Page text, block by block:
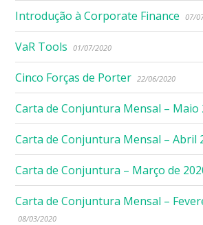
Introdução à Corporate Finance 07/
VaR Tools 01/07/2020
Cinco Forças de Porter 22/06/2020
Carta de Conjuntura Mensal – Maio
Carta de Conjuntura Mensal – Abril
Carta de Conjuntura – Março de
Carta de Conjuntura Mensal –
08/03/2020